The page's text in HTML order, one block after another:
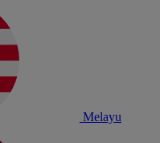
Melayu